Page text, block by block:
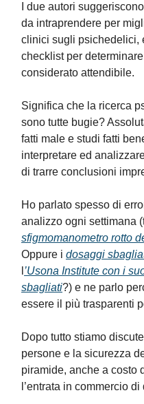
I due autori
da intraprendere per
clinici sugli psichedelici,
checklist per
considerato attendibile.
Significa che la ricerca
sono tutte bugie?
fatti male e studi fatti
interpretare ed
di trarre conclusioni
Ho parlato spesso di
analizzo ogni settimana
sfigmomanometro rotto
Oppure i dosaggi
’Usona Institute con i
sbagliati?) e ne parlo
essere il più trasparenti
Dopo tutto stiamo
persone e la sicurezza
piramide, anche a costo
l’entrata in commercio